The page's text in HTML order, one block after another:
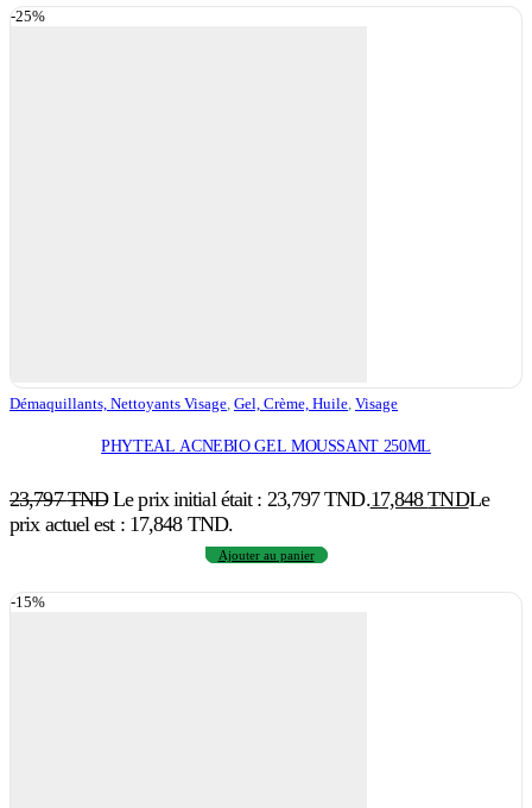
-25%
Démaquillants, Nettoyants Visage Gel, Crème, Huile Visage
PHYTEAL ACNEBIO GEL MOUSSANT 250ML
23,797TND Le prix initial était : 23,797 TND.17,848TNDLe
prix actuel est : 17,848 TND.
Ajouter au panier
-15%